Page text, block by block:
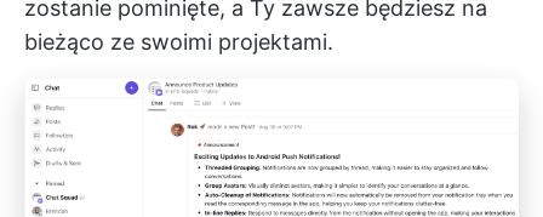
zostanie pominięte, a Ty zawsze będziesz na
bieżąco ze swoimi projektami.